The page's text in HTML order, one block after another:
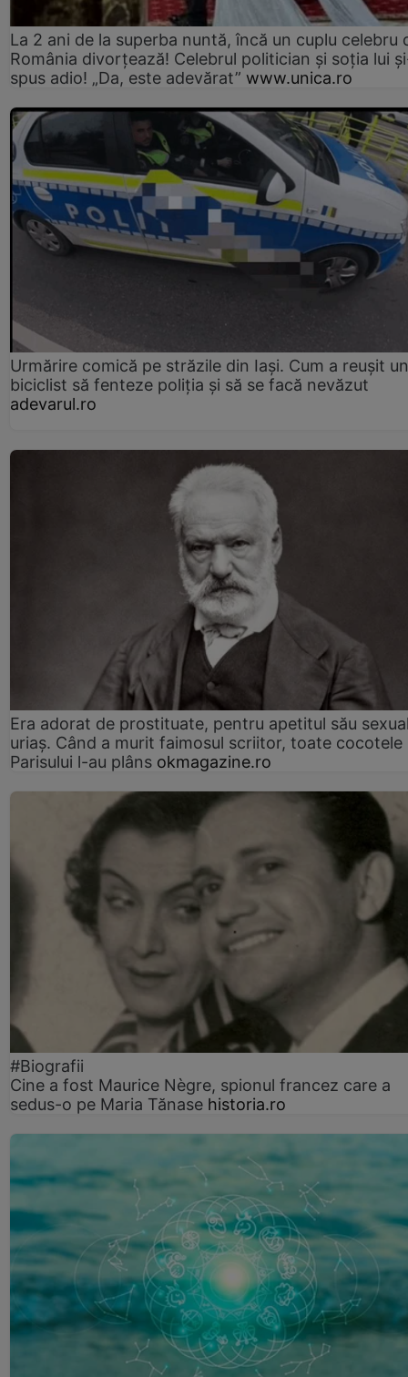
La 2 ani de la superba nuntă, încă un cuplu celebru
România divorțează! Celebrul politician și soția lui
spus adio! „Da, este adevărat” www.unica.ro
Urmărire comică pe străzile din Iași. Cum a reușit un
biciclist să fenteze poliția și să se facă nevăzut
adevarul.ro
Era adorat de prostituate, pentru apetitul său
uriaș. Când a murit faimosul scriitor, toate cocotele
Parisului l-au plâns okmagazine.ro
#Biografii
Cine a fost Maurice Nègre, spionul francez care a
sedus-o pe Maria Tănase historia.ro